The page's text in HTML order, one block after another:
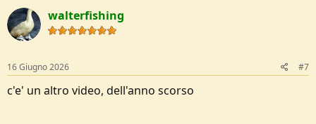
c
t
i
o
s
:
walterfishing
16 Giugno 2026 #7
c'e' un altro video, dell'anno scorso